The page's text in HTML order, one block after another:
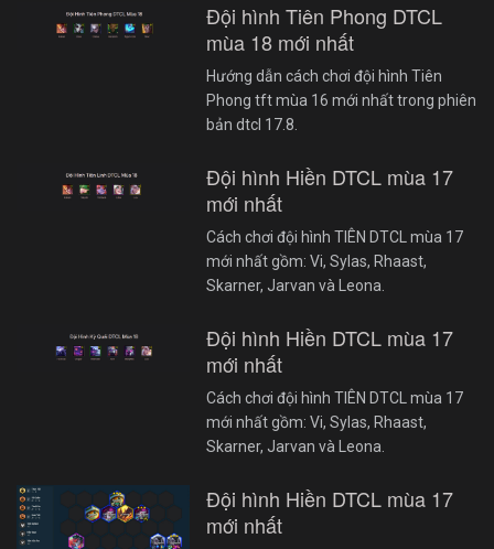
Đội hình Tiên Phong DTCL
mùa 18 mới nhất
Hướng dẫn cách chơi đội hình Tiên
Phong tft mùa 16 mới nhất trong phiên
bản dtcl 17.8.
Đội hình Hiền DTCL mùa 17
mới nhất
Cách chơi đội hình TIÊN DTCL mùa 17
mới nhất gồm: Vi, Sylas, Rhaast,
Skarner, Jarvan và Leona.
Đội hình Hiền DTCL mùa 17
mới nhất
Cách chơi đội hình TIÊN DTCL mùa 17
mới nhất gồm: Vi, Sylas, Rhaast,
Skarner, Jarvan và Leona.
Đội hình Hiền DTCL mùa 17
mới nhất